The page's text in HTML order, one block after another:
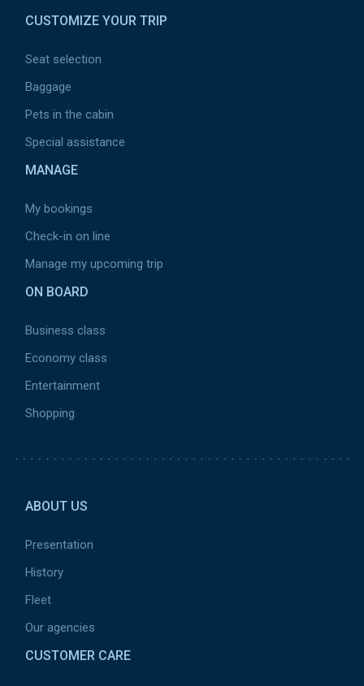
CUSTOMIZE YOUR TRIP
Seat selection
Baggage
Pets in the cabin
Special assistance
MANAGE
My bookings
Check-in on line
Manage my upcoming trip
ON BOARD
Business class
Economy class
Entertainment
Shopping
ABOUT US
Presentation
History
Fleet
Our agencies
CUSTOMER CARE